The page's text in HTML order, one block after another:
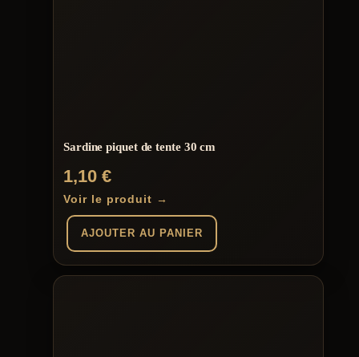
Sardine piquet de tente 30 cm
1,10 €
Voir le produit →
AJOUTER AU PANIER